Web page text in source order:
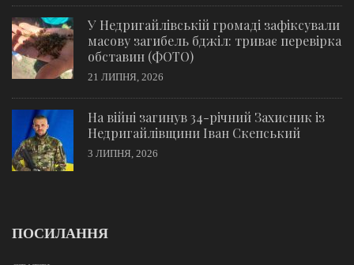
У Недригайлівській громаді зафіксували
масову загибель бджіл: триває перевірка
обставин (ФОТО)
21 ЛИПНЯ, 2026
На війні загинув 34-річний Захисник із
Недригайлівщини Іван Скепський
3 ЛИПНЯ, 2026
ПОСИЛАННЯ